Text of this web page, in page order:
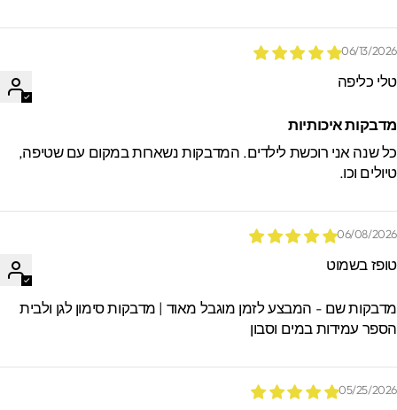
06/13/
כליפה
איכותיות
שנה אני רוכשת לילדים. המדבקות נשארות במקום עם שטיפה,
וכו.
06/08/
בשמוט
שם - המבצע לזמן מוגבל מאוד | מדבקות סימון לגן ולבית
עמידות במים וסבון
05/25/